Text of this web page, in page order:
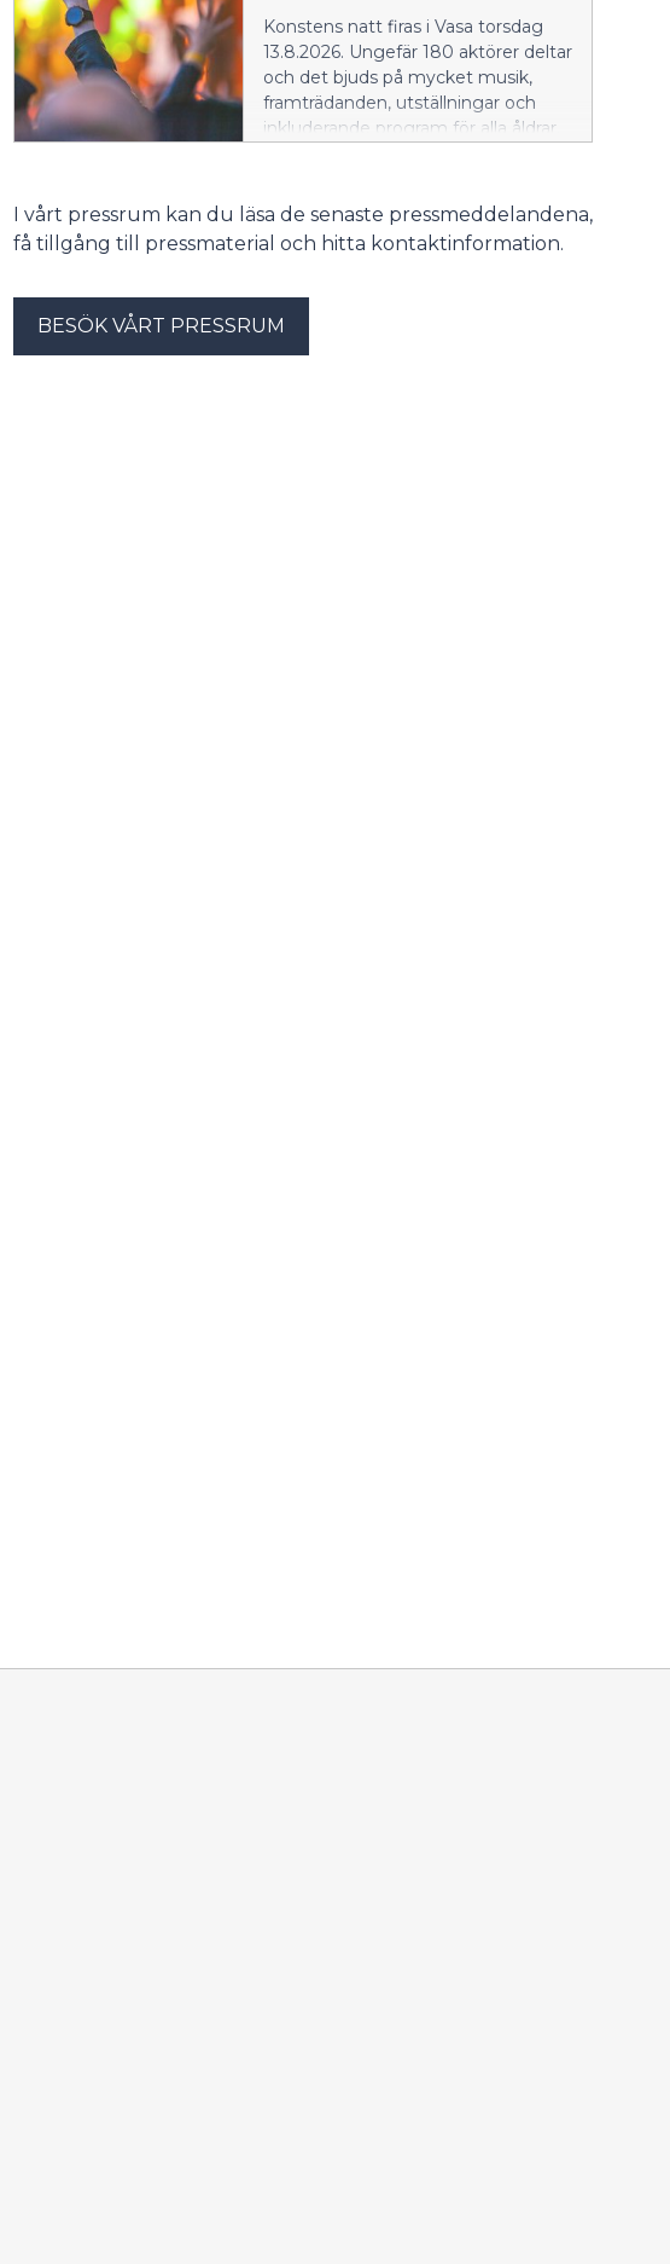
Konstens natt firas i Vasa torsdag
13.8.2026. Ungefär 180 aktörer deltar
och det bjuds på mycket musik,
framträdanden, utställningar och
inkluderande program för alla åldrar.
I vårt pressrum kan du läsa de senaste pressmeddelandena,
få tillgång till pressmaterial och hitta kontaktinformation.
BESÖK VÅRT PRESSRUM